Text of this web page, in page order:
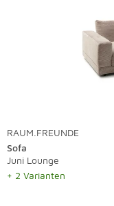
RAUM.FREUNDE
Sofa
Juni Lounge
+ 2 Varianten